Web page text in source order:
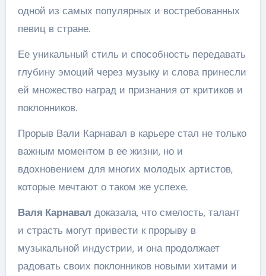
одной из самых популярных и востребованных
певиц в стране.
Ее уникальный стиль и способность передавать
глубину эмоций через музыку и слова принесли
ей множество наград и признания от критиков и
поклонников.
Прорыв Вали Карнавал в карьере стал не только
важным моментом в ее жизни, но и
вдохновением для многих молодых артистов,
которые мечтают о таком же успехе.
Валя Карнавал доказала, что смелость, талант
и страсть могут привести к прорыву в
музыкальной индустрии, и она продолжает
радовать своих поклонников новыми хитами и